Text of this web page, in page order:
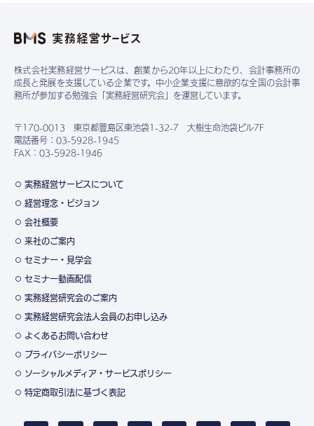
株式会社実務経営サービスは、創業から20年以上にわたり、会計事務所の
成長と発展を支援している企業です。中小企業支援に意欲的な全国の会計事
務所が参加する勉強会「実務経営研究会」を運営しています。
〒170-0013 東京都豊島区東池袋1-32-7 大樹生命池袋ビル7F
電話番号：03-5928-1945
FAX：03-5928-1946
実務経営サービスについて
経営理念・ビジョン
会社概要
来社のご案内
セミナー・見学会
セミナー動画配信
実務経営研究会のご案内
実務経営研究会法人会員のお申し込み
よくあるお問い合わせ
プライバシーポリシー
ソーシャルメディア・サービスポリシー
特定商取引法に基づく表記